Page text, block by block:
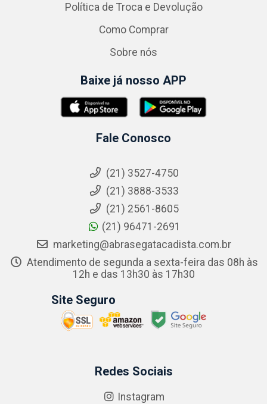
Política de Troca e Devolução
Como Comprar
Sobre nós
Baixe já nosso APP
Fale Conosco
(21) 3527-4750
(21) 3888-3533
(21) 2561-8605
(21) 96471-2691
marketing@abrasegatacadista.com.br
Atendimento de segunda a sexta-feira das 08h às
12h e das 13h30 às 17h30
Site Seguro
Redes Sociais
Instagram